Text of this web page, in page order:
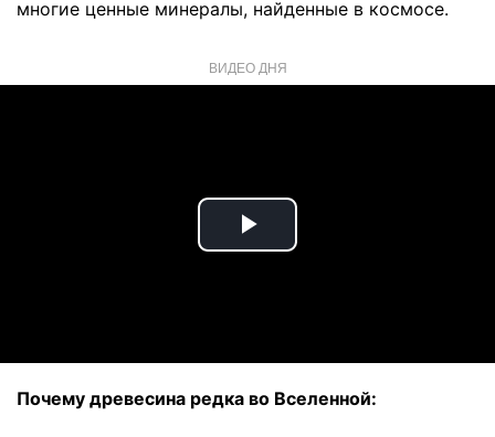
многие ценные минералы, найденные в космосе.
ВИДЕО ДНЯ
Play
Почему древесина редка во Вселенной: